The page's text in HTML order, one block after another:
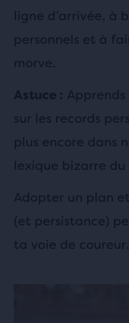
ligne d’arrivée, à
personnels et à
morve.
Astuce : Apprends
sur les records
plus encore dans
lexique bizarre du
Adopter un plan
(et persistance)
ta voie de coureur.